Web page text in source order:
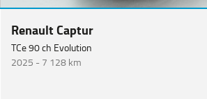
Renault Captur
TCe 90 ch Evolution
2025 -7 128 km